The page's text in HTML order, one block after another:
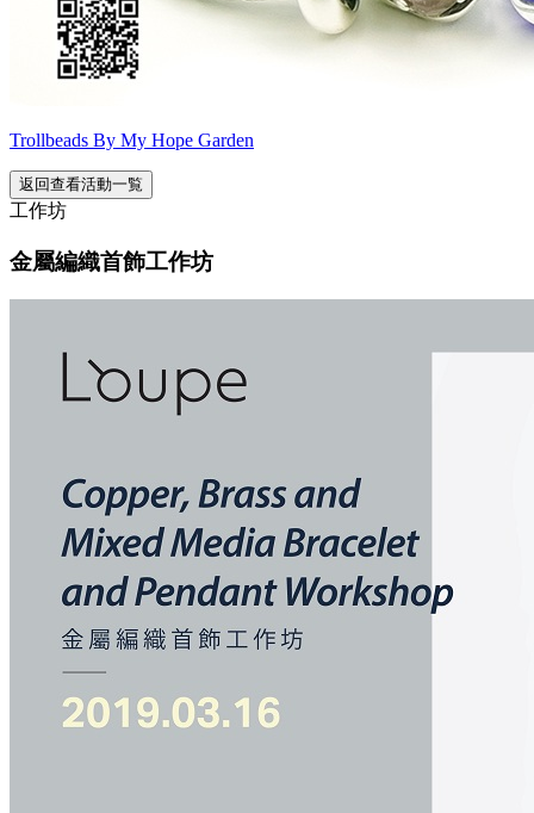
Trollbeads By My Hope Garden
返回查看活動一覧
工作坊
金屬編織首飾工作坊